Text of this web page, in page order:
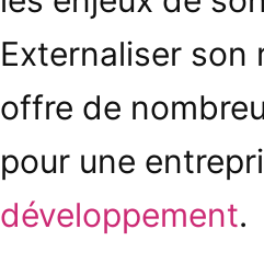
Externaliser son
offre de
pour une
développement.